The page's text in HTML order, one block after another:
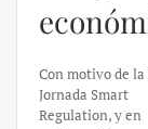
https://
content/
Este informe
dinámicas del
VTC en España